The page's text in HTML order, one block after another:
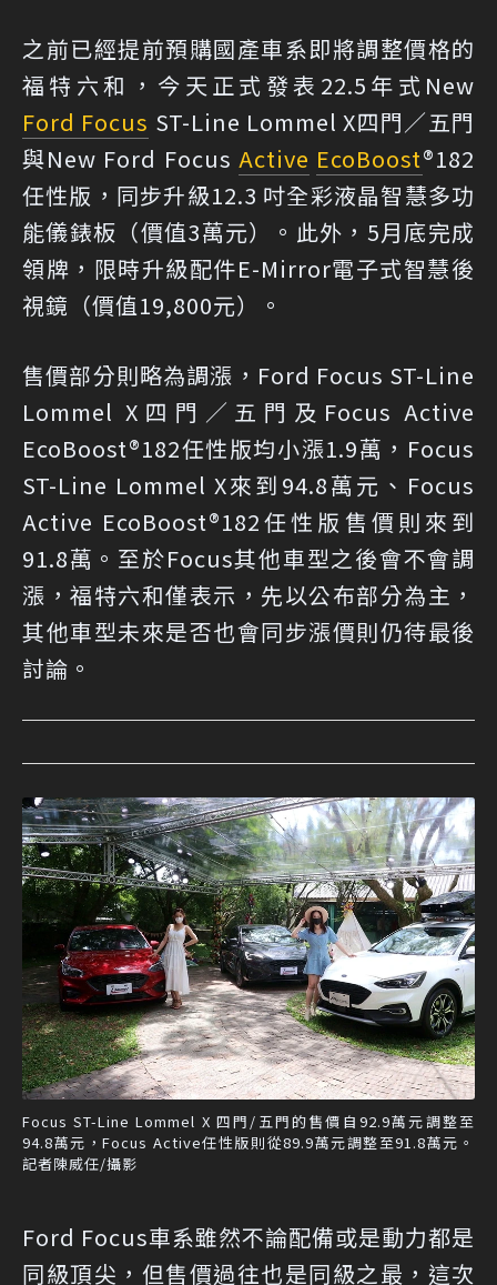
之前已經提前預購國產車系即將調整價格的
福特六和，今天正式發表22.5年式New
Ford Focus ST-Line Lommel X四門／五門
與New Ford Focus Active EcoBoost®182
任性版，同步升級12.3 吋全彩液晶智慧多功
能儀錶板（價值3萬元）。此外，5月底完成
領牌，限時升級配件E-Mirror電子式智慧後
視鏡（價值19,800元）。
售價部分則略為調漲，Ford Focus ST-Line
Lommel X四門／五門及Focus Active
EcoBoost®182任性版均小漲1.9萬，Focus
ST-Line Lommel X來到94.8萬元、Focus
Active EcoBoost®182任性版售價則來到
91.8萬。至於Focus其他車型之後會不會調
漲，福特六和僅表示，先以公布部分為主，
其他車型未來是否也會同步漲價則仍待最後
討論。
Focus ST-Line Lommel X 四門/五門的售價自92.9萬元調整至
94.8萬元，Focus Active任性版則從89.9萬元調整至91.8萬元。
記者陳威任/攝影
Ford Focus車系雖然不論配備或是動力都是
同級頂尖，但售價過往也是同級之最，這次